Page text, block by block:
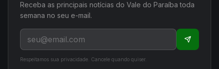
Receba as principais notícias do Vale do Paraíba toda
semana no seu e-mail.
Respeitamos sua privacidade. Cancele quando quiser.